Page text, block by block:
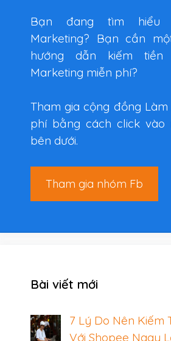
Bạn đang tìm hiểu
Marketing? Bạn cần
hướng dẫn kiếm tiền
Marketing miễn phí?
Tham gia cộng đồng
phí bằng cách click vào
bên dưới.
Tham gia nhóm Fb
Bài viết mới
7 Lý Do Nên Kiếm
Với Shopee Ngay